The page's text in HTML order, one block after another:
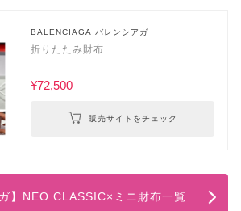
BALENCIAGA バレンシアガ
折りたたみ財布
¥72,500
販売サイトをチェック
ガ】NEO CLASSIC×ミニ財布一覧